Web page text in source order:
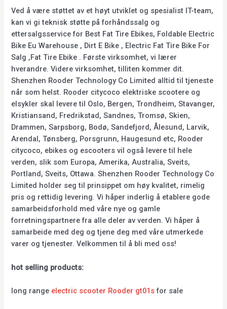
Ved å være støttet av et høyt utviklet og spesialist IT-team,
kan vi gi teknisk støtte på forhåndssalg og
ettersalgsservice for Best Fat Tire Ebikes, Foldable Electric
Bike Eu Warehouse , Dirt E Bike , Electric Fat Tire Bike For
Salg ,Fat Tire Ebike . Første virksomhet, vi lærer
hverandre. Videre virksomhet, tilliten kommer dit.
Shenzhen Rooder Technology Co Limited alltid til tjeneste
når som helst. Rooder citycoco elektriske scootere og
elsykler skal levere til Oslo, Bergen, Trondheim, Stavanger,
Kristiansand, Fredrikstad, Sandnes, Tromsø, Skien,
Drammen, Sarpsborg, Bodø, Sandefjord, Ålesund, Larvik,
Arendal, Tønsberg, Porsgrunn, Haugesund etc, Rooder
citycoco, ebikes og escooters vil også levere til hele
verden, slik som Europa, Amerika, Australia, Sveits,
Portland, Sveits, Ottawa. Shenzhen Rooder Technology Co
Limited holder seg til prinsippet om høy kvalitet, rimelig
pris og rettidig levering. Vi håper inderlig å etablere gode
samarbeidsforhold med våre nye og gamle
forretningspartnere fra alle deler av verden. Vi håper å
samarbeide med deg og tjene deg med våre utmerkede
varer og tjenester. Velkommen til å bli med oss!
hot selling products:
long range electric scooter Rooder gt01sfor sale